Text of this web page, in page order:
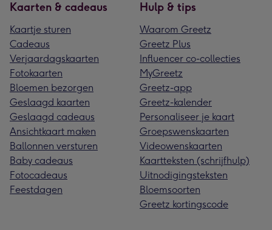
Kaarten & cadeaus
Kaartje sturen
Cadeaus
Verjaardagskaarten
Fotokaarten
Bloemen bezorgen
Geslaagd kaarten
Geslaagd cadeaus
Ansichtkaart maken
Ballonnen versturen
Baby cadeaus
Fotocadeaus
Feestdagen
Hulp & tips
Waarom Greetz
Greetz Plus
Influencer co-collecties
MyGreetz
Greetz-app
Greetz-kalender
Personaliseer je kaart
Groepswenskaarten
Videowenskaarten
Kaartteksten (schrijfhulp)
Uitnodigingsteksten
Bloemsoorten
Greetz kortingscode